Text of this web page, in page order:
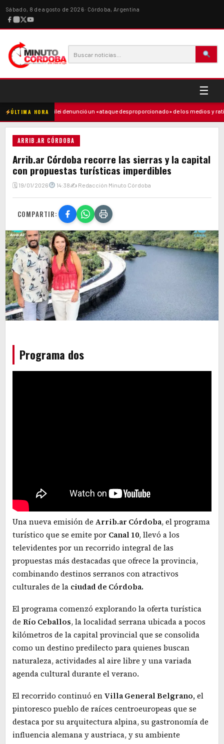
Sábado, 8 de agosto de 2026 · Córdoba, Argentina
☰
ÚLTIMA HORA
· Milei denunció un «ataque desproporcionado» de los medios y ratificó
ARRIB.AR CÓRDOBA
Arrib.ar Córdoba recorre las sierras y la capital
con propuestas turísticas imperdibles
🗓 19/01/2026 14:38✍ Redacción Minuto Córdoba
COMPARTIR:
Programa dos
Una nueva emisión de Arrib.ar Córdoba, el programa
turístico que se emite por Canal 10, llevó a los
televidentes por un recorrido integral de las
propuestas más destacadas que ofrece la provincia,
combinando destinos serranos con atractivos
culturales de la ciudad de Córdoba.
El programa comenzó explorando la oferta turística
de Río Ceballos, la localidad serrana ubicada a pocos
kilómetros de la capital provincial que se consolida
como un destino predilecto para quienes buscan
naturaleza, actividades al aire libre y una variada
agenda cultural durante el verano.
El recorrido continuó enVilla General Belgrano, el
pintoresco pueblo de raíces centroeuropeas que se
destaca por su arquitectura alpina, su gastronomía de
influencia alemana y austriaca, y su ambiente